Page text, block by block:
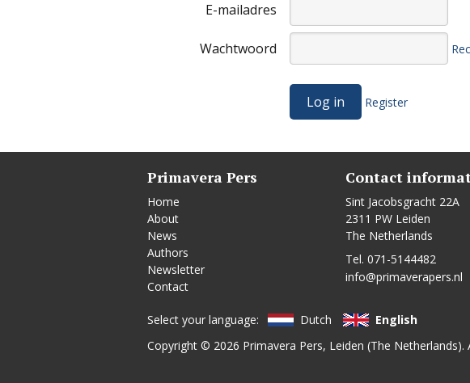
E-mailadres
Wachtwoord
Register
Primavera Pers
Home
About
News
Authors
Newsletter
Contact
Contact
Sint Jacobsgracht 22A
2311 PW Leiden
The Netherlands
Tel. 071-5144482
info@primaverapers.nl
Select your language: Dutch
English
Copyright © 2026 Primavera Pers, Leiden (The Netherlands).